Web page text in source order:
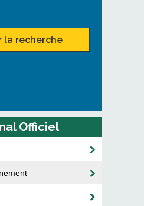
la recherche
Officiel